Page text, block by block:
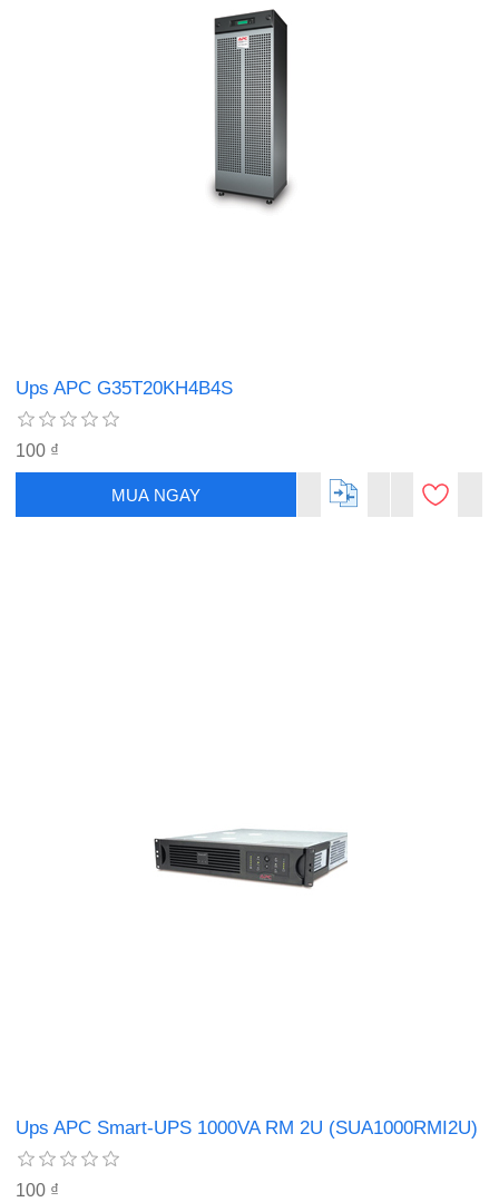
Ups APC G35T20KH4B4S
100 ₫
MUA NGAY
Ups APC Smart-UPS 1000VA RM 2U (SUA1000RMI2U)
100 ₫